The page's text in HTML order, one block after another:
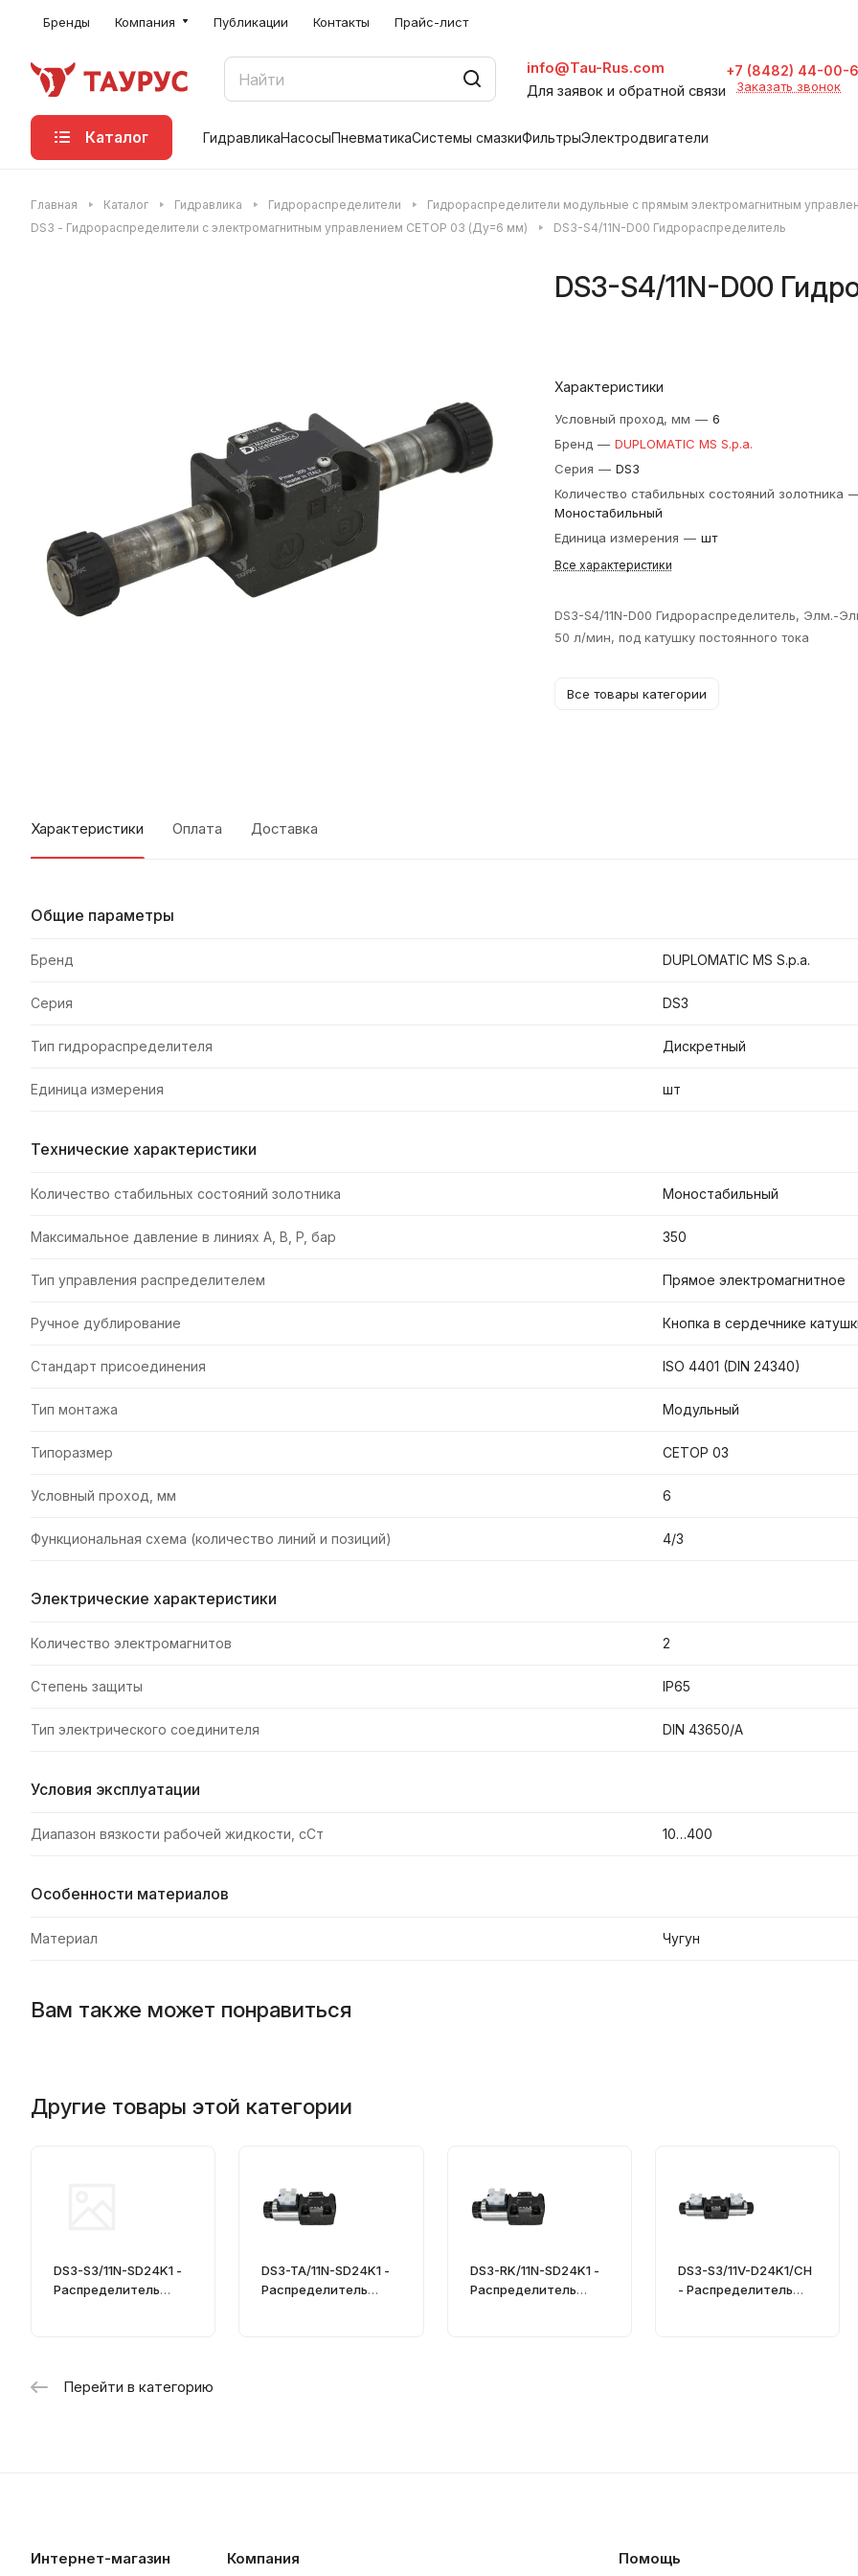
Бренды Компания Публикации Контакты Прайс-лист
info@Tau-Rus.com
Для заявок и обратной связи
+7 (8482) 44-00-
Заказать звонок
Каталог ГидравликаНасосыПневматикаСистемы смазкиФильтрыЭлектродвигатели
Главная Каталог Гидравлика Гидрораспределители
Гидрораспределители модульные с прямым электромагнитным
DS3 - Гидрораспределители с электромагнитным управлением CETOP 03 (Ду=6 мм)
DS3-S4/11N-D00 Гидрораспределитель
DS3-S4/11N-D00
Характеристики
Условный проход, мм — 6
Бренд — DUPLOMATIC MS S.p.a.
Серия — DS3
Количество стабильных состояний золотника
Моностабильный
Единица измерения — шт
Все характеристики
DS3-S4/11N-D00 Гидрораспределитель, Элм.-
50 л/мин, под катушку постоянного тока
Все товары категории
Характеристики Оплата Доставка
Общие параметры
Бренд DUPLOMATIC MS S.p.a.
Серия DS3
Тип гидрораспределителя Дискретный
Единица измерения шт
Технические характеристики
Количество стабильных состояний золотника Моностабильный
Максимальное давление в линиях A, B, P, бар 350
Тип управления распределителем Прямое электромагнитное
Ручное дублирование Кнопка в сердечнике
Стандарт присоединения ISO 4401 (DIN 24340)
Тип монтажа Модульный
Типоразмер CETOP 03
Условный проход, мм 6
Функциональная схема (количество линий и позиций) 4/3
Электрические характеристики
Количество электромагнитов 2
Степень защиты IP65
Тип электрического соединителя DIN 43650/A
Условия эксплуатации
Диапазон вязкости рабочей жидкости, сСт 10…400
Особенности материалов
Материал Чугун
Вам также может понравиться
Другие товары этой категории
DS3-S3/11N-SD24K1 -
Распределитель
DS3-TA/11N-SD24K1 -
Распределитель
DS3-RK/11N-SD24K1 -
Распределитель
DS3-S3/11V-D24K1/CH
- Распределитель
Перейти в категорию
Интернет-магазин Компания Помощь